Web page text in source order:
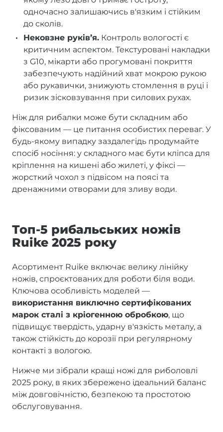
одночасно залишаючись в'язким і стійким
до сколів.
Нековзне руківʼя. Контроль вологості є
критичним аспектом. Текстуровані накладки
з G10, мікарти або прогумовані покриття
забезпечують надійний хват мокрою рукою
або рукавички, знижують стомлення в руці і
ризик зісковзування при силових рухах.
Ніж для рибалки може бути складним або
фіксованим — це питання особистих переваг. У
будь-якому випадку заздалегідь продумайте
спосіб носіння: у складного має бути кліпса для
кріплення на кишені або жилеті, у фіксі —
жорсткий чохол з підвісом на поясі та
дренажними отворами для зливу води.
Топ-5 рибальських ножів
Ruike 2025 року
Асортимент Ruike включає велику лінійку
ножів, спроєктованих для роботи біля води.
Ключова особливість моделей —
використання виключно сертифікованих
марок сталі з кріогенною обробкою, що
підвищує твердість, ударну в'язкість металу, а
також стійкість до корозії при регулярному
контакті з вологою.
Нижче ми зібрали кращі ножі для риболовлі
2025 року, в яких збережено ідеальний баланс
між довговічністю, безпекою та простотою
обслуговування.